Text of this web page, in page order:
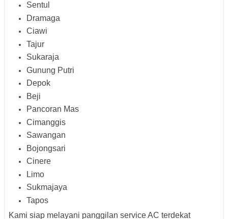
Sentul
Dramaga
Ciawi
Tajur
Sukaraja
Gunung Putri
Depok
Beji
Pancoran Mas
Cimanggis
Sawangan
Bojongsari
Cinere
Limo
Sukmajaya
Tapos
Kami siap melayani panggilan service AC terdekat